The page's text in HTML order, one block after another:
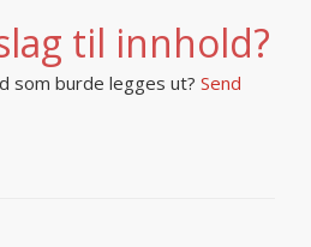
til innhold?
som burde legges ut? Send